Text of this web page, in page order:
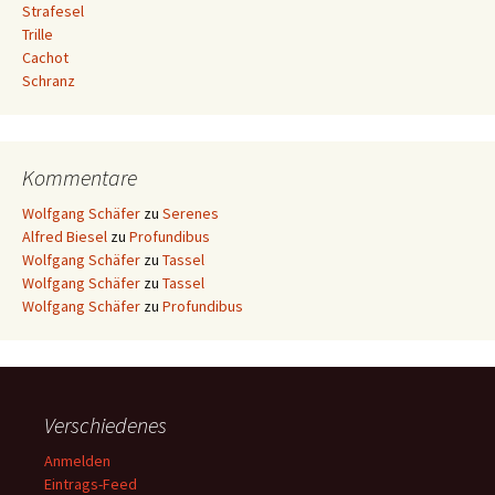
Strafesel
Trille
Cachot
Schranz
Kommentare
Wolfgang Schäfer zu Serenes
Alfred Biesel zu Profundibus
Wolfgang Schäfer zu Tassel
Wolfgang Schäfer zu Tassel
Wolfgang Schäfer zu Profundibus
Verschiedenes
Anmelden
Eintrags-Feed